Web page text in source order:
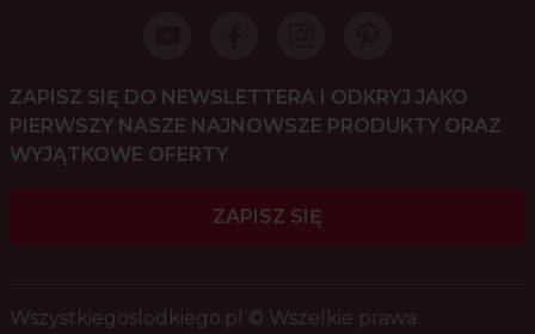
ZAPISZ SIĘ DO NEWSLETTERA I ODKRYJ JAKO
PIERWSZY NASZE NAJNOWSZE PRODUKTY ORAZ
WYJĄTKOWE OFERTY
ZAPISZ SIĘ
Wszystkiegoslodkiego.pl © Wszelkie prawa